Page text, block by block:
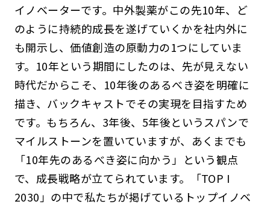
イノベーターです。中外製薬がこの先10年、ど
のように持続的成長を遂げていくかを社内外に
も開示し、価値創造の原動力の1つにしていま
す。10年という期間にしたのは、先が見えない
時代だからこそ、10年後のあるべき姿を明確に
描き、バックキャストでその実現を目指すため
です。もちろん、3年後、5年後というスパンで
マイルストーンを置いていますが、あくまでも
「10年先のあるべき姿に向かう」という観点
で、成長戦略が立てられています。「TOP I
2030」の中で私たちが掲げているトップイノベ